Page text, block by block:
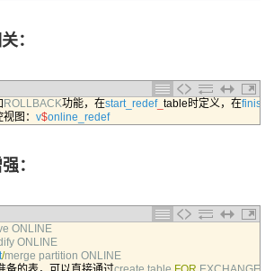
：
ROLLBACK功能，在start_redef_ table时定义，在
图： v$online_redef
：
ONLINE
ONLINE
/merge partition ONLINE